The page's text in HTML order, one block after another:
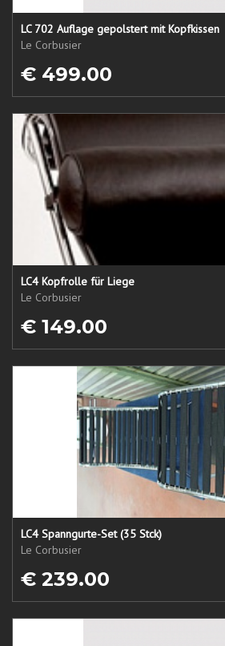
LC 702 Auflage gepolstert mit Kopfkissen
Le Corbusier
€ 499.00
LC4 Kopfrolle für Liege
Le Corbusier
€ 149.00
LC4 Spanngurte-Set (35 Stck)
Le Corbusier
€ 239.00